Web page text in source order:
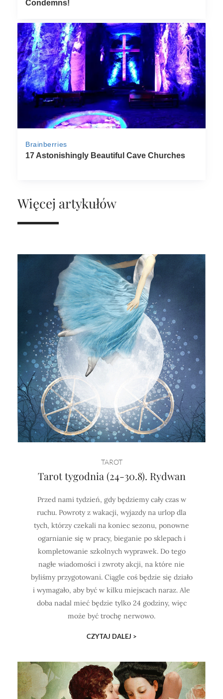
Więcej artykułów
TAROT
Tarot tygodnia (24-30.8). Rydwan
Przed nami tydzień, gdy będziemy cały czas w
ruchu. Powroty z wakacji, wyjazdy na urlop dla
tych, którzy czekali na koniec sezonu, ponowne
ogarnianie się w pracy, bieganie po sklepach i
kompletowanie szkolnych wyprawek. Do tego
nagłe wiadomości i zwroty akcji, na które nie
byliśmy przygotowani. Ciągle coś będzie się działo
i wymagało, aby być w kilku miejscach naraz. Ale
doba nadal mieć będzie tylko 24 godziny, więc
może być trochę nerwowo.
CZYTAJ DALEJ >